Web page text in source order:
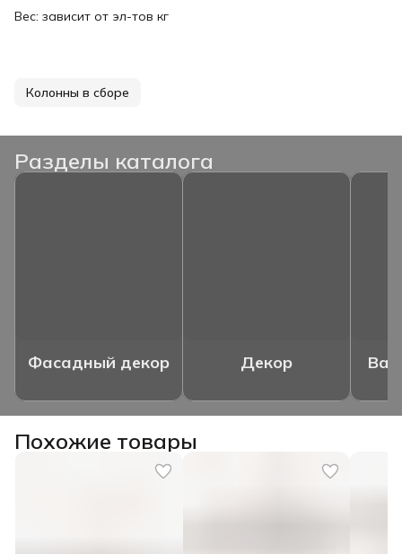
Вес: зависит от эл-тов кг
Колонны в сборе
Разделы каталога
Фасадный декор Декор
Похожие товары